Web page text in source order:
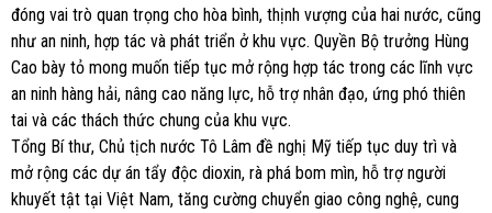
đóng vai trò quan trọng cho hòa bình, thịnh vượng của hai nước, cũng
như an ninh, hợp tác và phát triển ở khu vực. Quyền Bộ trưởng Hùng
Cao bày tỏ mong muốn tiếp tục mở rộng hợp tác trong các lĩnh vực
an ninh hàng hải, nâng cao năng lực, hỗ trợ nhân đạo, ứng phó thiên
tai và các thách thức chung của khu vực.
Tổng Bí thư, Chủ tịch nước Tô Lâm đề nghị Mỹ tiếp tục duy trì và
mở rộng các dự án tẩy độc dioxin, rà phá bom mìn, hỗ trợ người
khuyết tật tại Việt Nam, tăng cường chuyển giao công nghệ, cung